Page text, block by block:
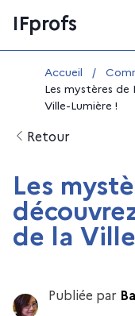
au
contenu
IFprofs
Vous êtes ici :
Accueil /
Les mystères
Ville-Lumière !
Retour
Les
de la
Publiée par